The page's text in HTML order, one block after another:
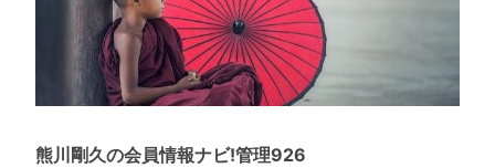
熊川剛久の会員情報ナビ!管理926